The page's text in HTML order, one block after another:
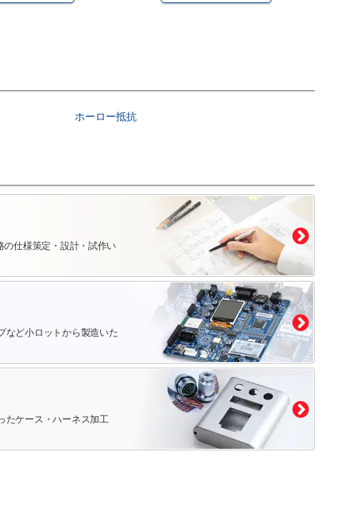
ホーロー抵抗
仕様策定・設計・試作い
など小ロットから製造いた
たケース・ハーネス加工